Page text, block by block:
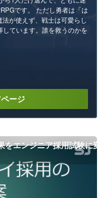
です。 ただし勇者は「は
が使えず、戦士は可愛らし
ています。誰を救うのかを
ージ